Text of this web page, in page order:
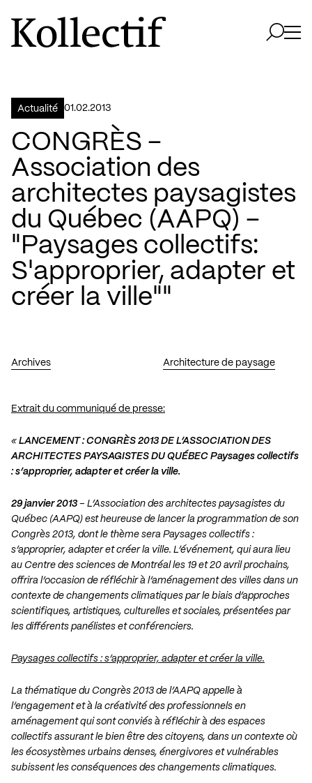
Aller à la page d'accueil
Logo Kollectif
Actualité 01.02.2013
CONGRÈS –
Association des
architectes paysagistes
du Québec (AAPQ) –
"Paysages collectifs:
S'approprier, adapter et
créer la ville""
Archives Architecture de paysage
Extrait du communiqué de presse:
« LANCEMENT : CONGRÈS 2013 DE L’ASSOCIATION DES
ARCHITECTES PAYSAGISTES DU QUÉBEC Paysages collectifs
: s’approprier, adapter et créer la ville.
29 janvier 2013 – L’Association des architectes paysagistes du
Québec (AAPQ) est heureuse de lancer la programmation de son
Congrès 2013, dont le thème sera Paysages collectifs :
s’approprier, adapter et créer la ville. L’événement, qui aura lieu
au Centre des sciences de Montréal les 19 et 20 avril prochains,
offrira l’occasion de réfléchir à l’aménagement des villes dans un
contexte de changements climatiques par le biais d’approches
scientifiques, artistiques, culturelles et sociales, présentées par
les différents panélistes et conférenciers.
Paysages collectifs : s’approprier, adapter et créer la ville.
La thématique du Congrès 2013 de l’AAPQ appelle à
l’engagement et à la créativité des professionnels en
aménagement qui sont conviés à réfléchir à des espaces
collectifs assurant le bien être des citoyens, dans un contexte où
les écosystèmes urbains denses, énergivores etvulnérables
subissent les conséquences des changements climatiques.